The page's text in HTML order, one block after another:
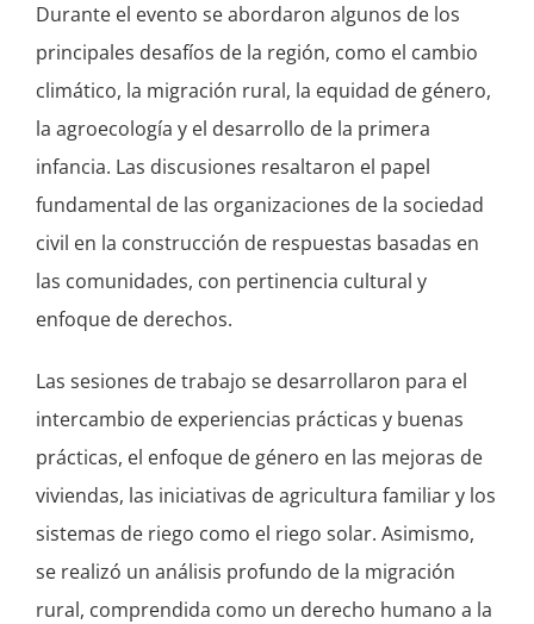
Durante el evento se abordaron algunos de los
principales desafíos de la región, como el cambio
climático, la migración rural, la equidad de género,
la agroecología y el desarrollo de la primera
infancia. Las discusiones resaltaron el papel
fundamental de las organizaciones de la sociedad
civil en la construcción de respuestas basadas en
las comunidades, con pertinencia cultural y
enfoque de derechos.
Las sesiones de trabajo se desarrollaron para el
intercambio de experiencias prácticas y buenas
prácticas, el enfoque de género en las mejoras de
viviendas, las iniciativas de agricultura familiar y los
sistemas de riego como el riego solar. Asimismo,
se realizó un análisis profundo de la migración
rural, comprendida como un derecho humano a la